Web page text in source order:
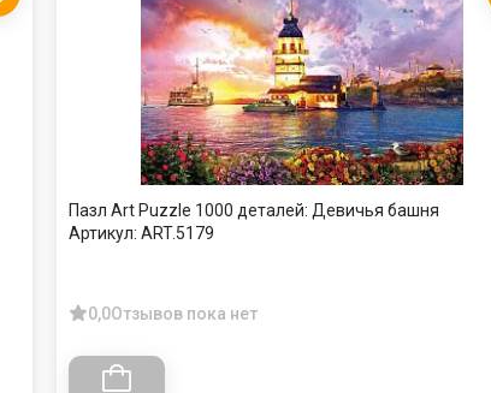
Пазл Art Puzzle 1000 деталей: Девичья башня
Артикул: ART.5179
0,0Отзывов пока нет